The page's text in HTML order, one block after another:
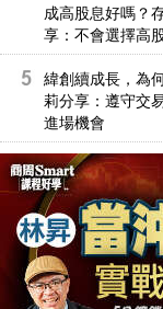
成高股息好嗎？
享：不會選擇高
緯創續成長，為
莉分享：遵守交
進場機會